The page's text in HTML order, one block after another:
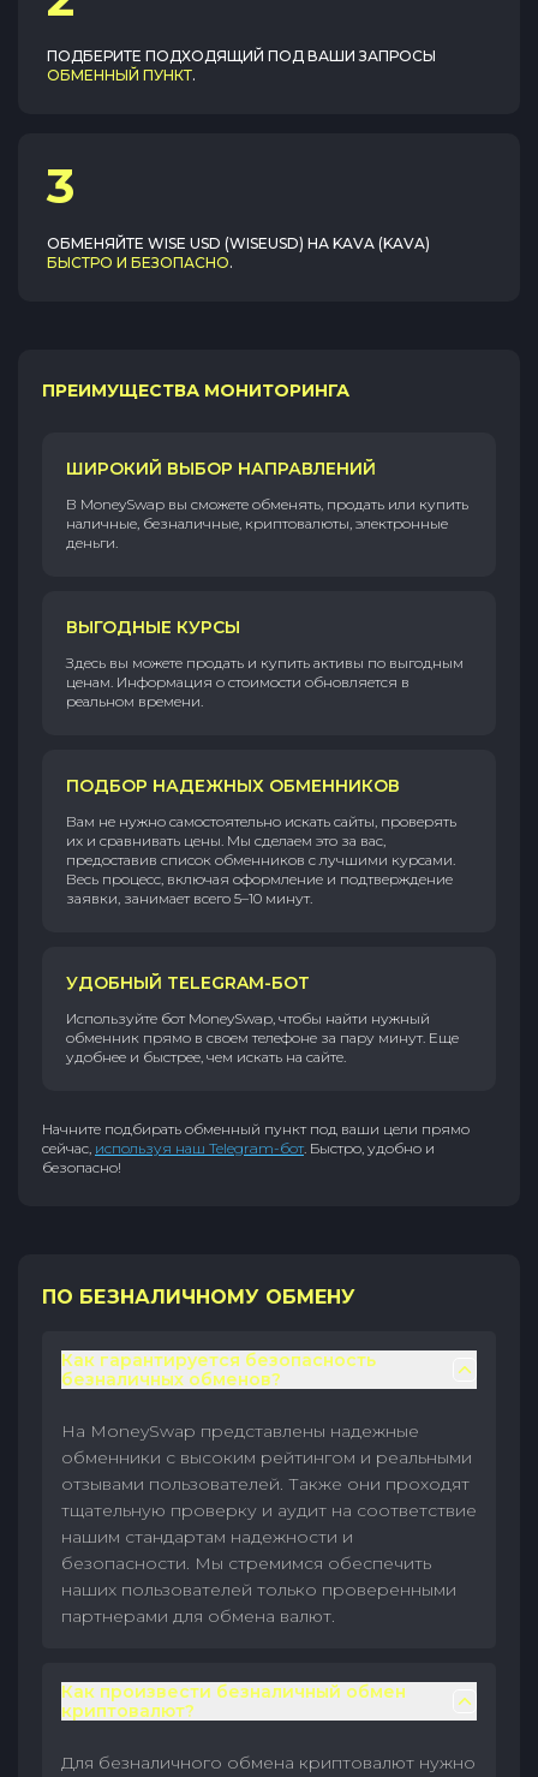
ПОДБЕРИТЕ ПОДХОДЯЩИЙ ПОД ВАШИ ЗАПРОСЫ
ОБМЕННЫЙ ПУНКТ.
3
ОБМЕНЯЙТЕ WISE USD (WISEUSD) НА KAVA (KAVA)
БЫСТРО И БЕЗОПАСНО.
ПРЕИМУЩЕСТВА МОНИТОРИНГА
ШИРОКИЙ ВЫБОР НАПРАВЛЕНИЙ
В MoneySwap вы сможете обменять, продать или купить
наличные, безналичные, криптовалюты, электронные
деньги.
ВЫГОДНЫЕ КУРСЫ
Здесь вы можете продать и купить активы по выгодным
ценам. Информация о стоимости обновляется в
реальном времени.
ПОДБОР НАДЕЖНЫХ ОБМЕННИКОВ
Вам не нужно самостоятельно искать сайты, проверять
их и сравнивать цены. Мы сделаем это за вас,
предоставив список обменников с лучшими курсами.
Весь процесс, включая оформление и подтверждение
заявки, занимает всего 5–10 минут.
УДОБНЫЙ TELEGRAM-БОТ
Используйте бот MoneySwap, чтобы найти нужный
обменник прямо в своем телефоне за пару минут. Еще
удобнее и быстрее, чем искать на сайте.
Начните подбирать обменный пункт под ваши цели прямо
сейчас, используя наш Telegram-бот. Быстро, удобно и
безопасно!
ПО БЕЗНАЛИЧНОМУ ОБМЕНУ
Как гарантируется безопасность
безналичных обменов?
На MoneySwap представлены надежные
обменники с высоким рейтингом и реальными
отзывами пользователей. Также они проходят
тщательную проверку и аудит на соответствие
нашим стандартам надежности и
безопасности. Мы стремимся обеспечить
наших пользователей только проверенными
партнерами для обмена валют.
Как произвести безналичный обмен
криптовалют?
Для безналичного обмена криптовалют нужно